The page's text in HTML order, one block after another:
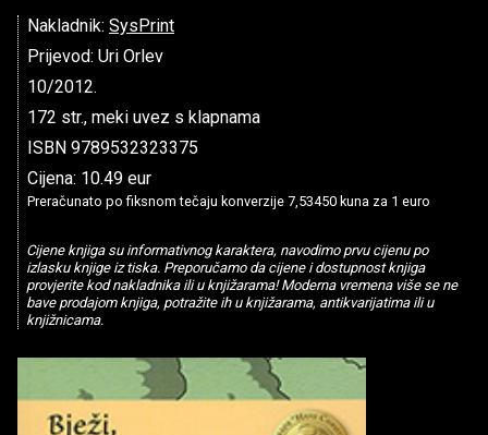
Nakladnik: SysPrint
Prijevod: Uri Orlev
10/2012.
172 str., meki uvez s klapnama
ISBN 9789532323375
Cijena: 10.49 eur
Preračunato po fiksnom tečaju konverzije 7,53450 kuna za 1 euro
Cijene knjiga su informativnog karaktera, navodimo prvu cijenu po
izlasku knjige iz tiska. Preporučamo da cijene i dostupnost knjiga
provjerite kod nakladnika ili u knjižarama! Moderna vremena više se ne
bave prodajom knjiga, potražite ih u knjižarama, antikvarijatima ili u
knjižnicama.